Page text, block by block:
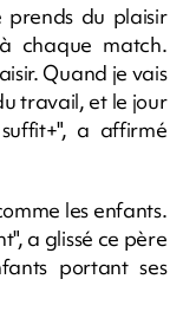
prends du plaisir
chaque match.
Quand je vais
travail, et le jour
a affirmé
les enfants.
a glissé ce père
portant ses